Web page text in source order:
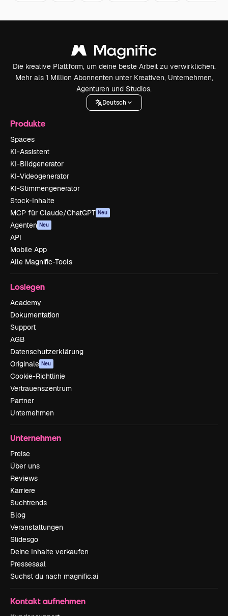
Die kreative Plattform, um deine beste Arbeit zu verwirklichen.
Mehr als 1 Million Abonnenten unter Kreativen, Unternehmen,
Agenturen und Studios.
Deutsch
Produkte
Spaces
KI-Assistent
KI-Bildgenerator
KI-Videogenerator
KI-Stimmengenerator
Stock-Inhalte
MCP für Claude/ChatGPT Neu
Agenten Neu
API
Mobile App
Alle Magnific-Tools
Loslegen
Academy
Dokumentation
Support
AGB
Datenschutzerklärung
Originale Neu
Cookie-Richtlinie
Vertrauenszentrum
Partner
Unternehmen
Unternehmen
Preise
Über uns
Reviews
Karriere
Suchtrends
Blog
Veranstaltungen
Slidesgo
Deine Inhalte verkaufen
Pressesaal
Suchst du nach magnific.ai
Kontakt aufnehmen